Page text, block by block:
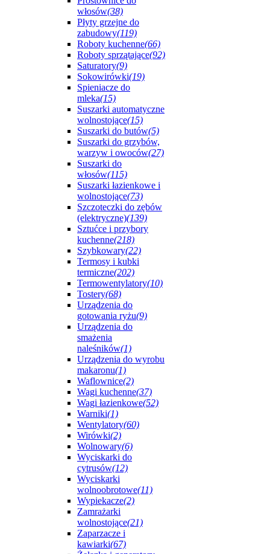
włosów(38)
Płyty grzejne do
zabudowy(119)
Roboty kuchenne(66)
Roboty sprzątające(92)
Saturatory(9)
Sokowirówki(19)
Spieniacze do
mleka(15)
Suszarki automatyczne
wolnostojące(15)
Suszarki do butów(5)
Suszarki do grzybów,
warzyw i owoców(27)
Suszarki do
włosów(115)
Suszarki łazienkowe i
wolnostojące(73)
Szczoteczki do zębów
(elektryczne)(139)
Sztućce i przybory
kuchenne(218)
Szybkowary(22)
Termosy i kubki
termiczne(202)
Termowentylatory(10)
Tostery(68)
Urządzenia do
gotowania ryżu(9)
Urządzenia do
smażenia
naleśników(1)
Urządzenia do wyrobu
makaronu(1)
Waflownice(2)
Wagi kuchenne(37)
Wagi łazienkowe(52)
Warniki(1)
Wentylatory(60)
Wirówki(2)
Wolnowary(6)
Wyciskarki do
cytrusów(12)
Wyciskarki
wolnoobrotowe(11)
Wypiekacze(2)
Zamrażarki
wolnostojące(21)
Zaparzacze i
kawiarki(67)